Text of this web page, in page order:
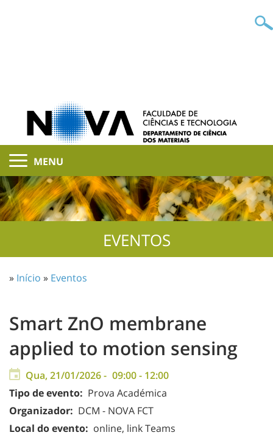
MENU
EVENTOS
» Início » Eventos
Smart ZnO membrane
applied to motion sensing
Qua, 21/01/2026 - 09:00- 12:00
Tipo de evento: Prova Académica
Organizador: DCM - NOVA FCT
Local do evento: online, link Teams